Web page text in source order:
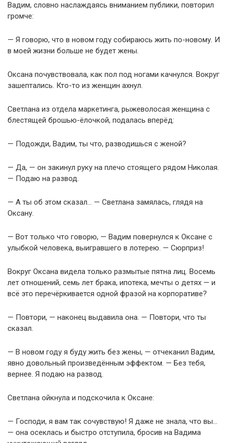
Вадим, словно наслаждаясь вниманием публики, повторил
громче:
— Я говорю, что в новом году собираюсь жить по-новому. И
в моей жизни больше не будет жены.
Оксана почувствовала, как пол под ногами качнулся. Вокруг
зашептались. Кто-то из женщин ахнул.
Светлана из отдела маркетинга, рыжеволосая женщина с
блестящей брошью-ёлочкой, подалась вперёд:
— Подожди, Вадим, ты что, разводишься с женой?
— Да, — он закинул руку на плечо стоящего рядом Николая.
— Подаю на развод.
— А ты об этом сказал… — Светлана замялась, глядя на
Оксану.
— Вот только что говорю, — Вадим повернулся к Оксане с
улыбкой человека, выигравшего в лотерею. — Сюрприз!
Вокруг Оксана видела только размытые пятна лиц. Восемь
лет отношений, семь лет брака, ипотека, мечты о детях — и
всё это перечёркивается одной фразой на корпоративе?
— Повтори, — наконец выдавила она. — Повтори, что ты
сказал.
— В новом году я буду жить без жены, — отчеканил Вадим,
явно довольный произведённым эффектом. — Без тебя,
вернее. Я подаю на развод.
Светлана ойкнула и подскочила к Оксане:
— Господи, я вам так сочувствую! Я даже не знала, что вы…
— она осеклась и быстро отступила, бросив на Вадима